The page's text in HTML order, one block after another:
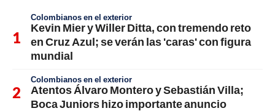
Colombianos en el exterior
Kevin Mier y Willer Ditta, con tremendo reto
en Cruz Azul; se verán las 'caras' con figura
mundial
Colombianos en el exterior
Atentos Álvaro Montero y Sebastián Villa;
Boca Juniors hizo importante anuncio